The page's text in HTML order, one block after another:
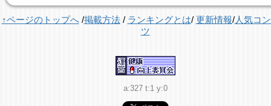
↑ページのトップへ/掲載方法/ ランキングとは/ 更新情報/人気コ
ツ
a:327 t:1 y:0